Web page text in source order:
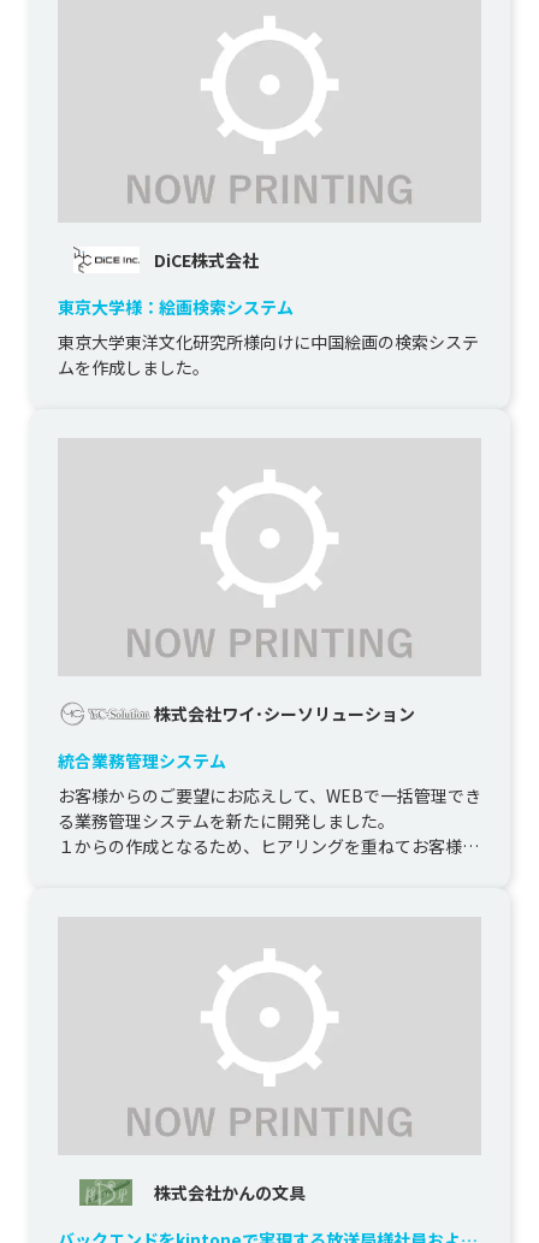
DiCE株式会社
東京大学様：絵画検索システム
東京大学東洋文化研究所様向けに中国絵画の検索システ
ムを作成しました。
株式会社ワイ･シーソリューション
統合業務管理システム
お客様からのご要望にお応えして、WEBで一括管理でき
る業務管理システムを新たに開発しました。
１からの作成となるため、ヒアリングを重ねてお客様の
株式会社かんの文具